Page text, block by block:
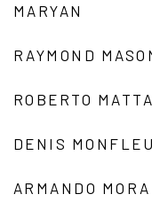
MARYAN
RAYMOND
ROBERTO MATTA
DENIS
ARMANDO